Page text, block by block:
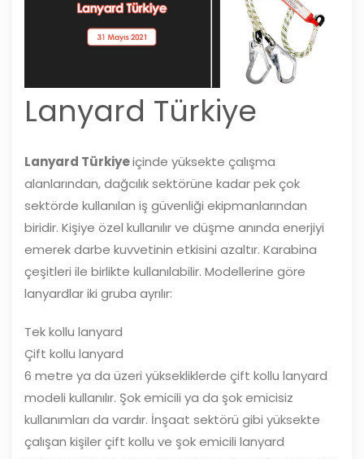
Lanyard Türkiye
Lanyard Türkiyeiçinde yüksekte çalışma
alanlarından, dağcılık sektörüne kadar pek çok
sektörde kullanılan iş güvenliği ekipmanlarından
biridir. Kişiye özel kullanılır ve düşme anında enerjiyi
emerek darbe kuvvetinin etkisini azaltır. Karabina
çeşitleri ile birlikte kullanılabilir. Modellerine göre
lanyardlar iki gruba ayrılır:
Tek kollu lanyard
Çift kollu lanyard
6 metre ya da üzeri yüksekliklerde çift kollu lanyard
modeli kullanılır. Şok emicili ya da şok emicisiz
kullanımları da vardır. İnşaat sektörü gibi yüksekte
çalışan kişiler çift kollu ve şok emicili lanyard